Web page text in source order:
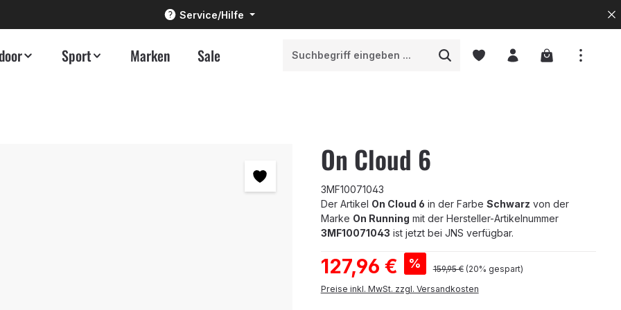
Service/Hilfe
Sport Marken Sale Warenkorb
On Cloud 6
3MF10071043
Der Artikel On Cloud 6 in der Farbe Schwarz von der
Marke On Running mit der Hersteller-Artikelnummer
3MF10071043 ist jetzt bei JNS verfügbar.
Verkaufspreis:
127,96 € % Regulärer Preis:
159,95 € (20% gespart)
Preise inkl. MwSt. zzgl. Versandkosten